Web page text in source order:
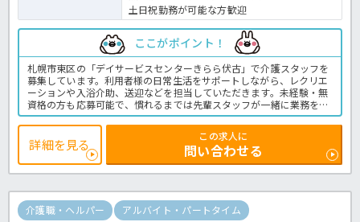
土日祝勤務が可能な方歓迎
ここがポイント！
札幌市東区の「デイサービスセンターきらら伏古」で介護スタッフを
募集しています。利用者様の日常生活をサポートしながら、レクリエ
ーションや入浴介助、送迎などを担当していただきます。未経験・無
資格の方も応募可能で、慣れるまでは先輩スタッフが一緒に業務を行
います。週3日から勤務でき、扶養内勤務も相談可能です。介護の仕事
を始めたい方や、ご家庭と両立しながら働きたい方はぜひご応募くだ
さい。デイサービスの介護業務全般です。〈介護職 パート デイサ
ービスの求人〉
詳細を見る
この求人に
問い合わせる
介護職・ヘルパー アルバイト・パートタイム